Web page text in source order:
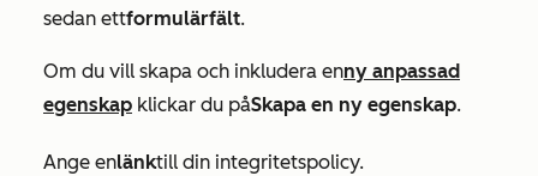
sedan ettformulärfält.
Om du vill skapa och inkludera enny anpassad
egenskap klickar du påSkapa en ny egenskap.
Ange enlänktill din integritetspolicy.